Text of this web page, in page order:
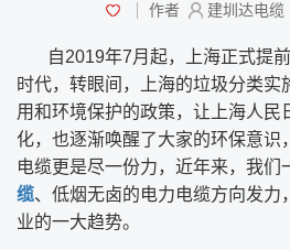
作者 建圳达电缆
自2019年7月起，上海正式提前
时代，转眼间，上海的垃圾分类实
用和环境保护的政策，让上海人民
化，也逐渐唤醒了大家的环保意识
电缆更是尽一份力，近年来，我们
缆、低烟无卤的电力电缆方向发力
业的一大趋势。